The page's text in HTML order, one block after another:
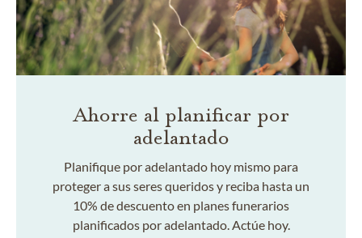
Ahorre al planificar por
adelantado
Planifique por adelantado hoy mismo para
proteger a sus seres queridos y reciba hasta un
10% de descuento en planes funerarios
planificados por adelantado. Actúe hoy.